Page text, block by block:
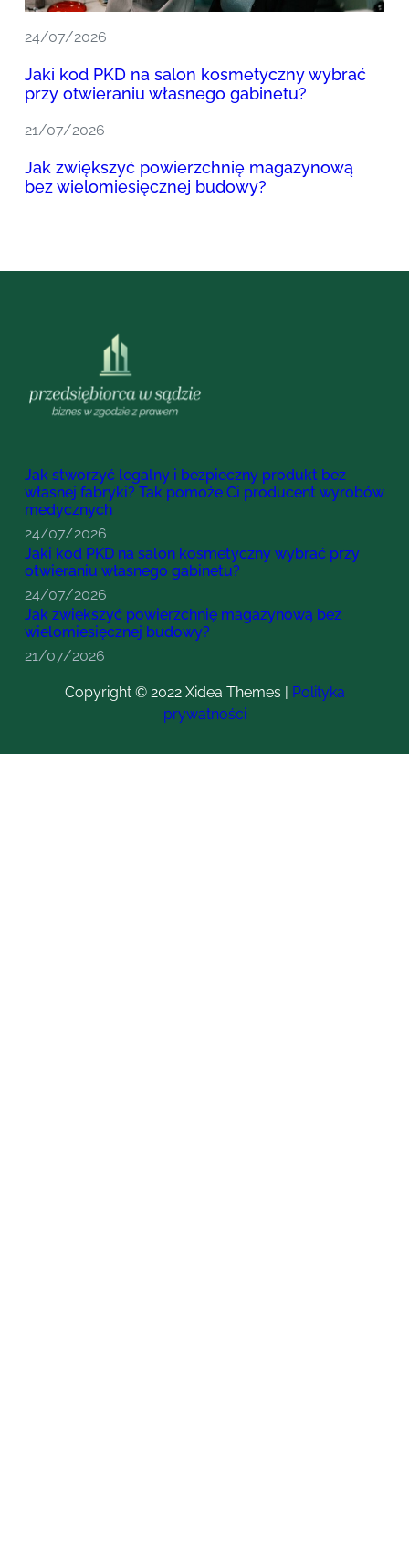
24/07/2026
Jaki kod PKD na salon kosmetyczny wybrać
przy otwieraniu własnego gabinetu?
21/07/2026
Jak zwiększyć powierzchnię magazynową
bez wielomiesięcznej budowy?
Jak stworzyć legalny i bezpieczny produkt bez
własnej fabryki? Tak pomoże Ci producent wyrobów
medycznych
24/07/2026
Jaki kod PKD na salon kosmetyczny wybrać przy
otwieraniu własnego gabinetu?
24/07/2026
Jak zwiększyć powierzchnię magazynową bez
wielomiesięcznej budowy?
21/07/2026
Copyright © 2022 Xidea Themes | Polityka
prywatności